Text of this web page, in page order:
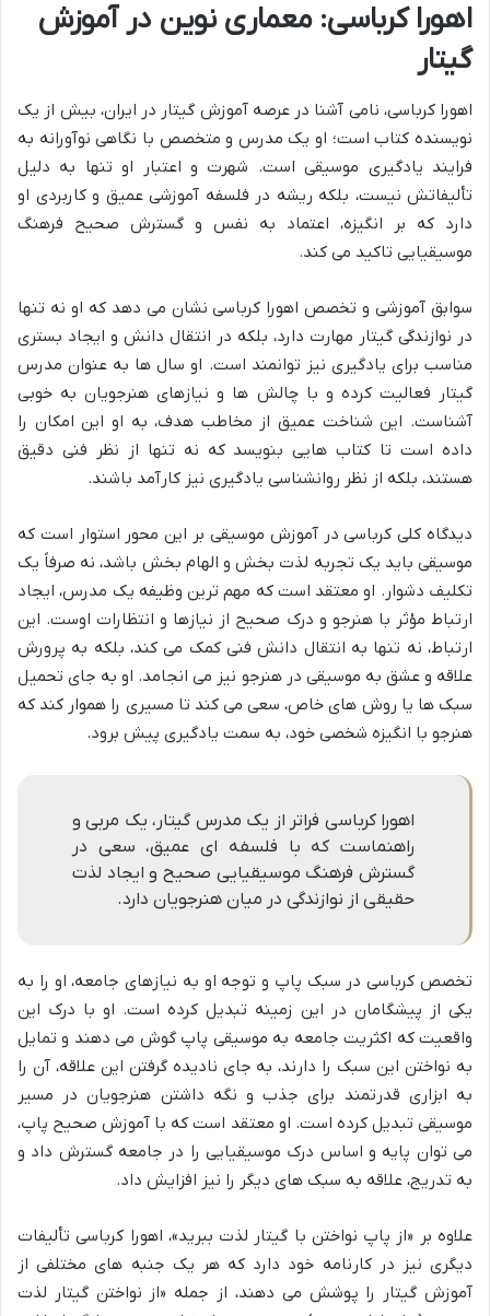
اهورا کرباسی: معماری نوین در آموزش
گیتار
اهورا کرباسی، نامی آشنا در عرصه آموزش گیتار در ایران، بیش از یک
نویسنده کتاب است؛ او یک مدرس و متخصص با نگاهی نوآورانه به
فرایند یادگیری موسیقی است. شهرت و اعتبار او تنها به دلیل
تألیفاتش نیست، بلکه ریشه در فلسفه آموزشی عمیق و کاربردی او
دارد که بر انگیزه، اعتماد به نفس و گسترش صحیح فرهنگ
موسیقیایی تاکید می کند.
سوابق آموزشی و تخصص اهورا کرباسی نشان می دهد که او نه تنها
در نوازندگی گیتار مهارت دارد، بلکه در انتقال دانش و ایجاد بستری
مناسب برای یادگیری نیز توانمند است. او سال ها به عنوان مدرس
گیتار فعالیت کرده و با چالش ها و نیازهای هنرجویان به خوبی
آشناست. این شناخت عمیق از مخاطب هدف، به او این امکان را
داده است تا کتاب هایی بنویسد که نه تنها از نظر فنی دقیق
هستند، بلکه از نظر روانشناسی یادگیری نیز کارآمد باشند.
دیدگاه کلی کرباسی در آموزش موسیقی بر این محور استوار است که
موسیقی باید یک تجربه لذت بخش و الهام بخش باشد، نه صرفاً یک
تکلیف دشوار. او معتقد است که مهم ترین وظیفه یک مدرس، ایجاد
ارتباط مؤثر با هنرجو و درک صحیح از نیازها و انتظارات اوست. این
ارتباط، نه تنها به انتقال دانش فنی کمک می کند، بلکه به پرورش
علاقه و عشق به موسیقی در هنرجو نیز می انجامد. او به جای تحمیل
سبک ها یا روش های خاص، سعی می کند تا مسیری را هموار کند که
هنرجو با انگیزه شخصی خود، به سمت یادگیری پیش برود.
اهورا کرباسی فراتر از یک مدرس گیتار، یک مربی و
راهنماست که با فلسفه ای عمیق، سعی در
گسترش فرهنگ موسیقیایی صحیح و ایجاد لذت
حقیقی از نوازندگی در میان هنرجویان دارد.
تخصص کرباسی در سبک پاپ و توجه او به نیازهای جامعه، او را به
یکی از پیشگامان در این زمینه تبدیل کرده است. او با درک این
واقعیت که اکثریت جامعه به موسیقی پاپ گوش می دهند و تمایل
به نواختن این سبک را دارند، به جای نادیده گرفتن این علاقه، آن را
به ابزاری قدرتمند برای جذب و نگه داشتن هنرجویان در مسیر
موسیقی تبدیل کرده است. او معتقد است که با آموزش صحیح پاپ،
می توان پایه و اساس درک موسیقیایی را در جامعه گسترش داد و
به تدریج، علاقه به سبک های دیگر را نیز افزایش داد.
علاوه بر «از پاپ نواختن با گیتار لذت ببرید»، اهورا کرباسی تألیفات
دیگری نیز در کارنامه خود دارد که هر یک جنبه های مختلفی از
آموزش گیتار را پوشش می دهند، از جمله «از نواختن گیتار لذت